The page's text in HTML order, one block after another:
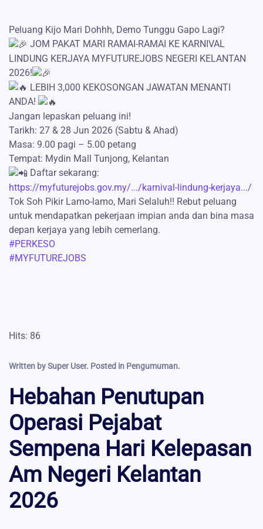
Peluang Kijo Mari Dohhh, Demo Tunggu Gapo Lagi?
JOM PAKAT MARI RAMAI-RAMAI KE KARNIVAL
LINDUNG KERJAYA MYFUTUREJOBS NEGERI KELANTAN
2026!
LEBIH 3,000 KEKOSONGAN JAWATAN MENANTI
ANDA!
Jangan lepaskan peluang ini!
Tarikh: 27 & 28 Jun 2026 (Sabtu & Ahad)
Masa: 9.00 pagi – 5.00 petang
Tempat: Mydin Mall Tunjong, Kelantan
Daftar sekarang:
https://myfuturejobs.gov.my/.../karnival-lindung-kerjaya.../
Tok Soh Pikir Lamo-lamo, Mari Selaluh!! Rebut peluang
untuk mendapatkan pekerjaan impian anda dan bina masa
depan kerjaya yang lebih cemerlang.
#PERKESO
#MYFUTUREJOBS
Hits: 86
Written by Super User. Posted in Pengumuman.
Hebahan Penutupan
Operasi Pejabat
Sempena Hari Kelepasan
Am Negeri Kelantan
2026